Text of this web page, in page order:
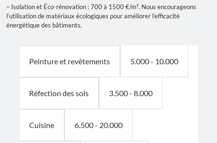
– Isolation et Éco-rénovation : 700 à 1500 €/m². Nous encourageons
l’utilisation de matériaux écologiques pour améliorer l’efficacité
énergétique des bâtiments.
Peinture et revêtements 5.000 - 10.000
Réfection des sols 3.500 - 8.000
Cuisine 6.500 - 20.000